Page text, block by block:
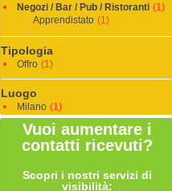
Negozi / Bar / Pub / Ristoranti (1)
Apprendistato (1)
Tipologia
Offro (1)
Luogo
Milano (1)
Vuoi aumentare i
contatti ricevuti?
Scopri i nostri servizi di
visibilità: